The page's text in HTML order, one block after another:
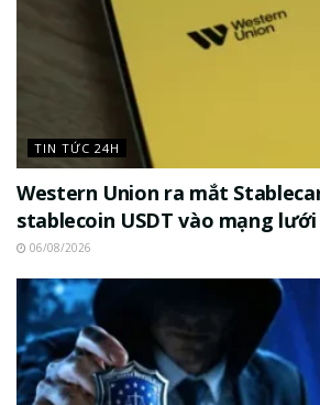
TIN TỨC 24H
Western Union ra mắt
stablecoin USDT vào mạng lưới
06/08/2026